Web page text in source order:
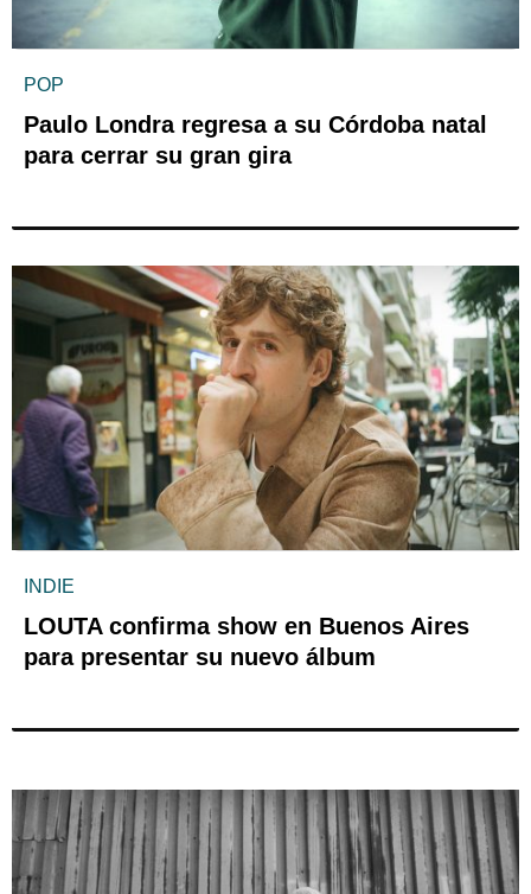
POP
Paulo Londra regresa a su Córdoba natal
para cerrar su gran gira
INDIE
LOUTA confirma show en Buenos Aires
para presentar su nuevo álbum